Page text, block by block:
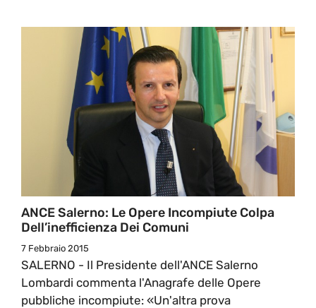
ANCE Salerno: Le Opere Incompiute Colpa
Dell’inefficienza Dei Comuni
7 Febbraio 2015
SALERNO - Il Presidente dell'ANCE Salerno
Lombardi commenta l'Anagrafe delle Opere
pubbliche incompiute: «Un'altra prova